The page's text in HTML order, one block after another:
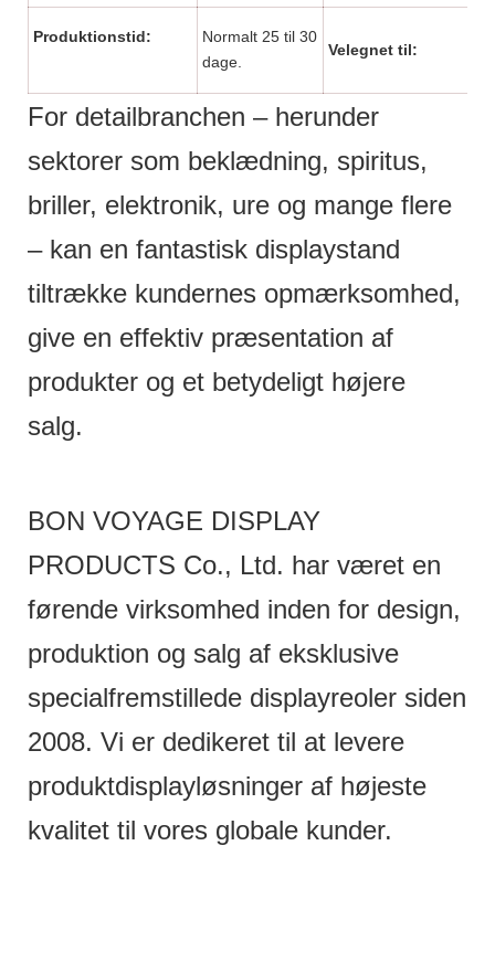
Produktionstid:
Normalt 25 til 30
dage.
Velegnet til:
For detailbranchen – herunder
sektorer som beklædning, spiritus,
briller, elektronik, ure og mange flere
– kan en fantastisk displaystand
tiltrække kundernes opmærksomhed,
give en effektiv præsentation af
produkter og et betydeligt højere
salg.
BON VOYAGE DISPLAY
PRODUCTS Co., Ltd. har været en
førende virksomhed inden for design,
produktion og salg af eksklusive
specialfremstillede displayreoler siden
2008. Vi er dedikeret til at levere
produktdisplayløsninger af højeste
kvalitet til vores globale kunder.